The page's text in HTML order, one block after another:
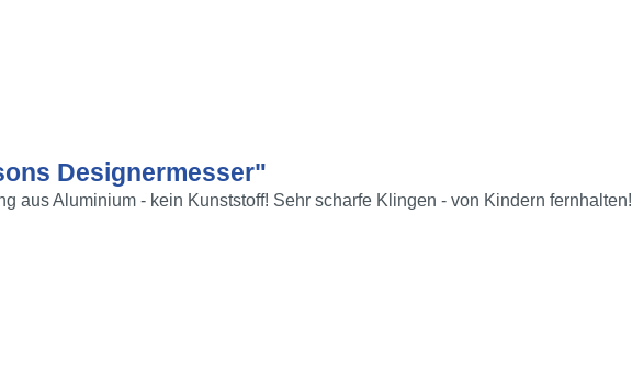
Designermesser"
aus Aluminium - kein Kunststoff! Sehr scharfe Klingen - von Kindern fernhalten!